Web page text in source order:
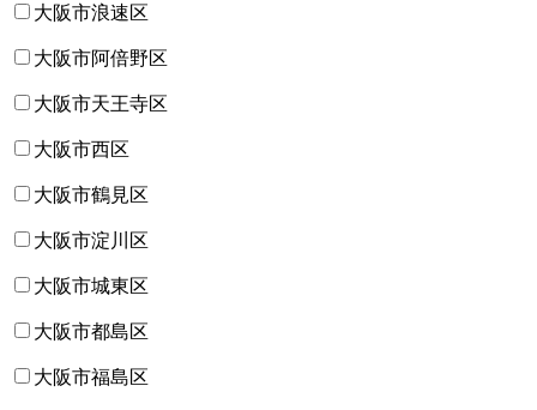
大阪市浪速区
大阪市阿倍野区
大阪市天王寺区
大阪市西区
大阪市鶴見区
大阪市淀川区
大阪市城東区
大阪市都島区
大阪市福島区